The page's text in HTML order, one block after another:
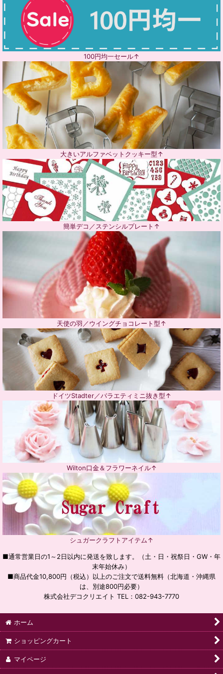
100円均一セール↑
大きいアルファベットクッキー型↑
簡単デコ／ステンシルプレート↑
天使の羽／ウイングチョコレート型↑
ドイツStadter／バラエティミニ抜き型↑
Wilton口金＆フラワーネイル↑
シュガークラフトアイテム↑
■通常営業日の1～2日以内に発送を致します。（土・日・祝祭日・GW・年
末年始休み）
■商品代金10,800円（税込）以上のご注文で送料無料（北海道・沖縄県
は、別途800円必要）
株式会社デコクリエイト TEL：082-943-7770
ホーム
ショッピングカート
マイページ